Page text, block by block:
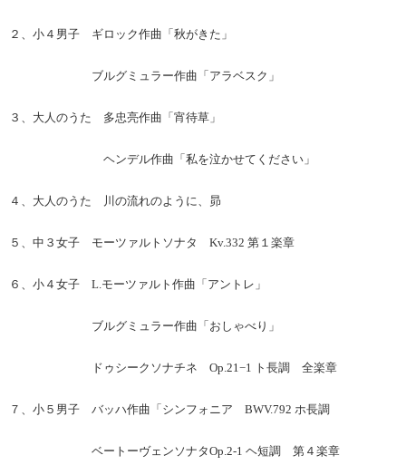
２、小４男子 ギロック作曲「秋がきた」
ブルグミュラー作曲「アラベスク」
３、大人のうた 多忠亮作曲「宵待草」
ヘンデル作曲「私を泣かせてください」
４、大人のうた 川の流れのように、昴
５、中３女子 モーツァルトソナタ Kv.332 第１楽章
６、小４女子 L.モーツァルト作曲「アントレ」
ブルグミュラー作曲「おしゃべり」
ドゥシークソナチネ Op.21−1 ト長調 全楽章
７、小５男子 バッハ作曲「シンフォニア BWV.792 ホ長調
ベートーヴェンソナタOp.2-1 ヘ短調 第４楽章